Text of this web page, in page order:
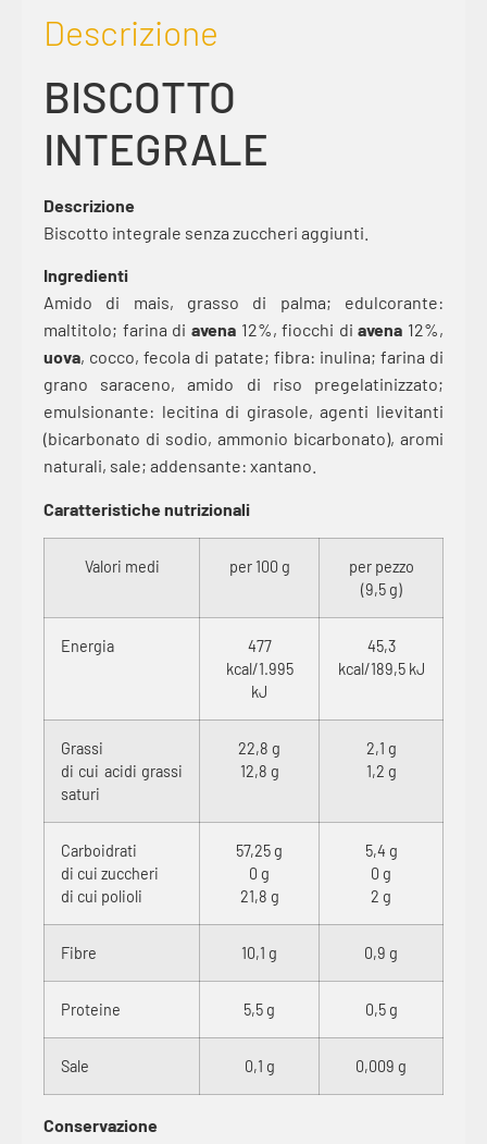
Descrizione
BISCOTTO
INTEGRALE
Descrizione
Biscotto integrale senza zuccheri aggiunti.
Ingredienti
Amido di mais, grasso di palma; edulcorante:
maltitolo; farina di avena12%, fiocchi diavena 12%,
uova, cocco, fecola di patate; fibra: inulina; farina di
grano saraceno, amido di riso pregelatinizzato;
emulsionante: lecitina di girasole, agenti lievitanti
(bicarbonato di sodio, ammonio bicarbonato), aromi
naturali, sale; addensante: xantano.
Caratteristiche nutrizionali
Valori medi per 100 g
per pezzo
(9,5 g)
Energia
477
kcal/1.995
kJ
45,3
kcal/189,5 kJ
Grassi
di cui acidi grassi
saturi
22,8 g
12,8 g
2,1 g
1,2 g
Carboidrati
di cui zuccheri
di cui polioli
57,25 g
0 g
21,8 g
5,4 g
0 g
2 g
Fibre 10,1 g 0,9 g
Proteine 5,5 g 0,5 g
Sale 0,1 g 0,009 g
Conservazione